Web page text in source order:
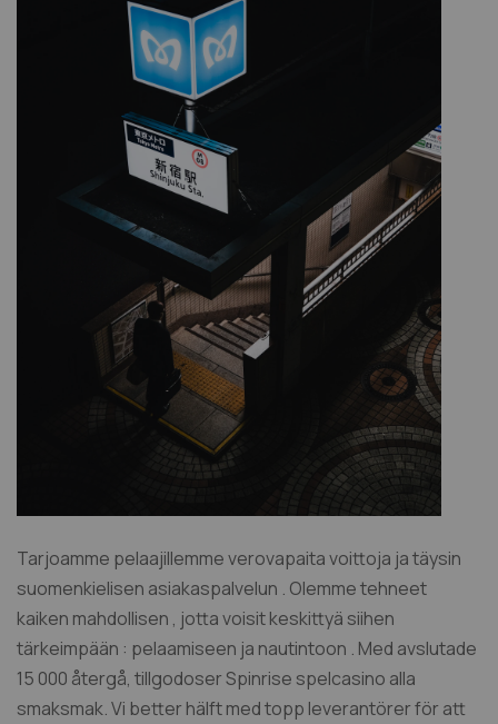
Tarjoamme pelaajillemme verovapaita voittoja ja täysin
suomenkielisen asiakaspalvelun . Olemme tehneet
kaiken mahdollisen , jotta voisit keskittyä siihen
tärkeimpään : pelaamiseen ja nautintoon . Med avslutade
15 000 återgå, tillgodoser Spinrise spelcasino alla
smaksmak. Vi better hälft med topp leverantörer för att